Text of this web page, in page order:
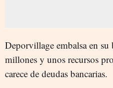
Deporvillage embalsa en su
millones y unos recursos
carece de deudas bancarias.